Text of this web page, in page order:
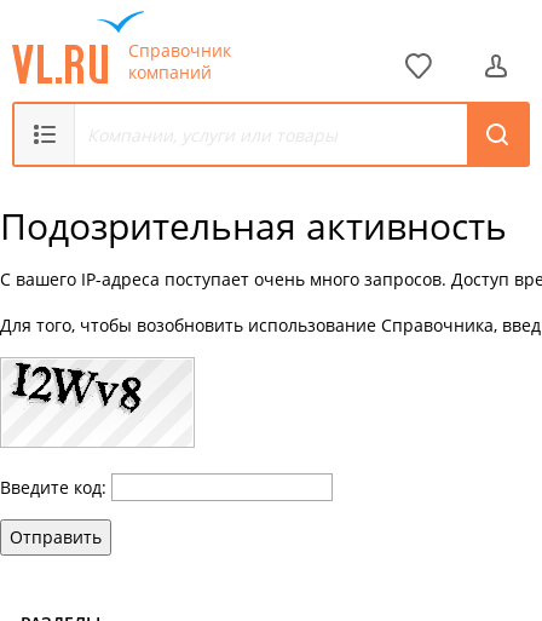
Справочник
компаний
Подозрительная активность
С вашего IP-адреса поступает очень много запросов. Доступ
Для того, чтобы возобновить использование Справочника,
Введите код:
Отправить